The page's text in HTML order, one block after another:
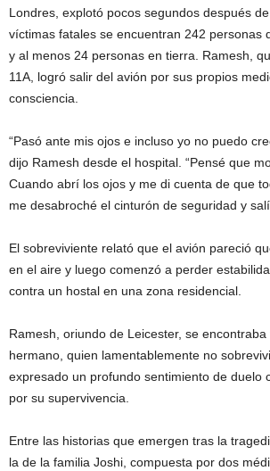
Londres, explotó pocos segundos después
víctimas fatales se encuentran 242 personas
y al menos 24 personas en tierra. Ramesh,
11A, logró salir del avión por sus propios
consciencia.
“Pasó ante mis ojos e incluso yo no puedo
dijo Ramesh desde el hospital. “Pensé que
Cuando abrí los ojos y me di cuenta de que
me desabroché el cinturón de seguridad y
El sobreviviente relató que el avión pareció
en el aire y luego comenzó a perder
contra un hostal en una zona residencial.
Ramesh, oriundo de Leicester, se
hermano, quien lamentablemente no
expresado un profundo sentimiento de duelo
por su supervivencia.
Entre las historias que emergen tras la
la de la familia Joshi, compuesta por dos